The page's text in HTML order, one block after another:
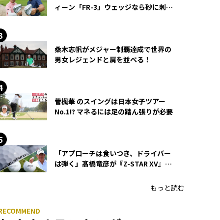
ィーン「FR-3」ウェッジなら砂に刺さ
桑木志帆がメジャー制覇達成で世界の
男女レジェンドと肩を並べる！
菅楓華 のスイングは日本女子ツアー
No.1!? マネるには足の踏ん張りが必要
「アプローチは食いつき、ドライバー
は弾く」髙橋竜彦が『Z-STAR XV』を
もっと読む